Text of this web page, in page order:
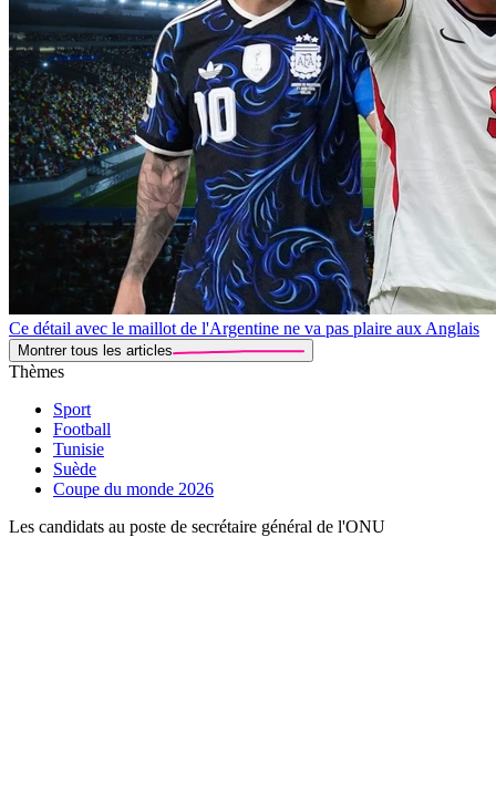
Ce détail avec le maillot de l'Argentine ne va pas plaire aux Anglais
Montrer tous les articles
Thèmes
Sport
Football
Tunisie
Suède
Coupe du monde 2026
Les candidats au poste de secrétaire général de l'ONU